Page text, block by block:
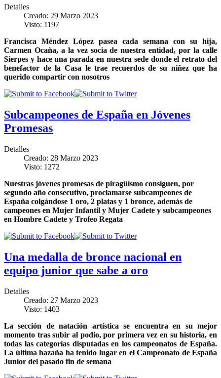
Detalles
Creado: 29 Marzo 2023
Visto: 1197
Francisca Méndez López pasea cada semana con su hija,
Carmen Ocaña, a la vez socia de nuestra entidad, por la calle
Sierpes y hace una parada en nuestra sede donde el retrato del
benefactor de la Casa le trae recuerdos de su niñez que ha
querido compartir con nosotros
Subcampeones de España en Jóvenes
Promesas
Detalles
Creado: 28 Marzo 2023
Visto: 1272
Nuestras jóvenes promesas de piragüismo consiguen, por
segundo año consecutivo, proclamarse subcampeones de
España colgándose 1 oro, 2 platas y 1 bronce, además de
campeones en Mujer Infantil y Mujer Cadete y subcampeones
en Hombre Cadete y Trofeo Regata
Una medalla de bronce nacional en
equipo junior que sabe a oro
Detalles
Creado: 27 Marzo 2023
Visto: 1403
La sección de natación artística se encuentra en su mejor
momento tras subir al podio, por primera vez en su historia, en
todas las categorías disputadas en los campeonatos de España.
La última hazaña ha tenido lugar en el Campeonato de España
Junior del pasado fin de semana